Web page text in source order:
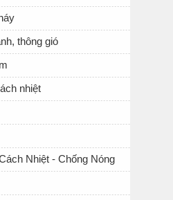
thông gió
nhiệt
Nhiệt - Chống Nóng